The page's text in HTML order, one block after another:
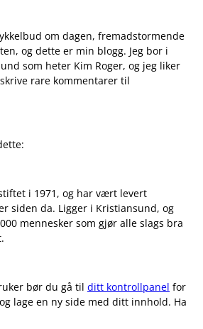
om dagen, fremadstormende
og dette er min blogg. Jeg bor i
som heter Kim Roger, og jeg liker
rare kommentarer til
i 1971, og har vært levert
siden da. Ligger i Kristiansund, og
mennesker som gjør alle slags bra
bør du gå til ditt kontrollpanel for
lage en ny side med ditt innhold. Ha